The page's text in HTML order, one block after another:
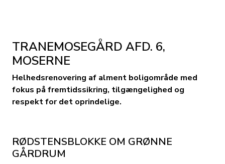
TRANEMOSEGÅRD AFD. 6,
MOSERNE
Helhedsrenovering af alment boligområde med
fokus på fremtidssikring, tilgængelighed og
respekt for det oprindelige.
RØDSTENSBLOKKE OM GRØNNE
GÅRDRUM